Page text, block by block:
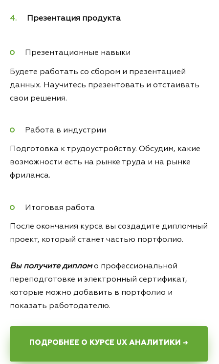
Презентация продукта
Презентационные навыки
Будете работать со сбором и презентацией
данных. Научитесь презентовать и отстаивать
свои решения.
Работа в индустрии
Подготовка к трудоустройству. Обсудим, какие
возможности есть на рынке труда и на рынке
фриланса.
Итоговая работа
После окончания курса вы создадите дипломный
проект, который станет частью портфолио.
Вы получите дипломо профессиональной
переподготовке и электронный сертификат,
которые можно добавить в портфолио и
показать работодателю.
ПОДРОБНЕЕ О КУРСЕ UX АНАЛИТИКИ →